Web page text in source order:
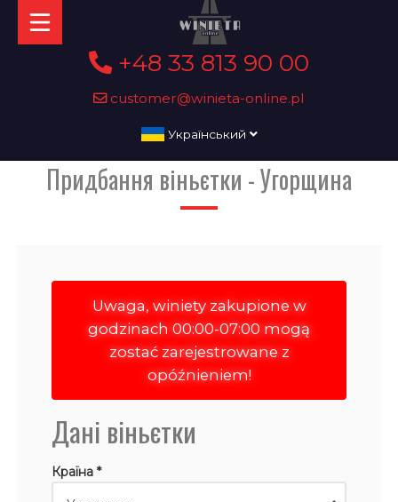
+48 33 813 90 00
customer@winieta-online.pl
Український
Придбання віньєтки - Угорщина
Uwaga, winiety zakupione w
godzinach 00:00-07:00 mogą
zostać zarejestrowane z
opóźnieniem!
Дані віньєтки
Країна *